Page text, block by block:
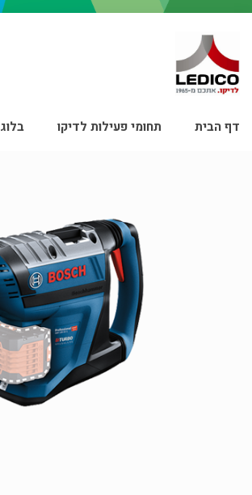
דף הבית תחומי פעילות לדיקו בלוג